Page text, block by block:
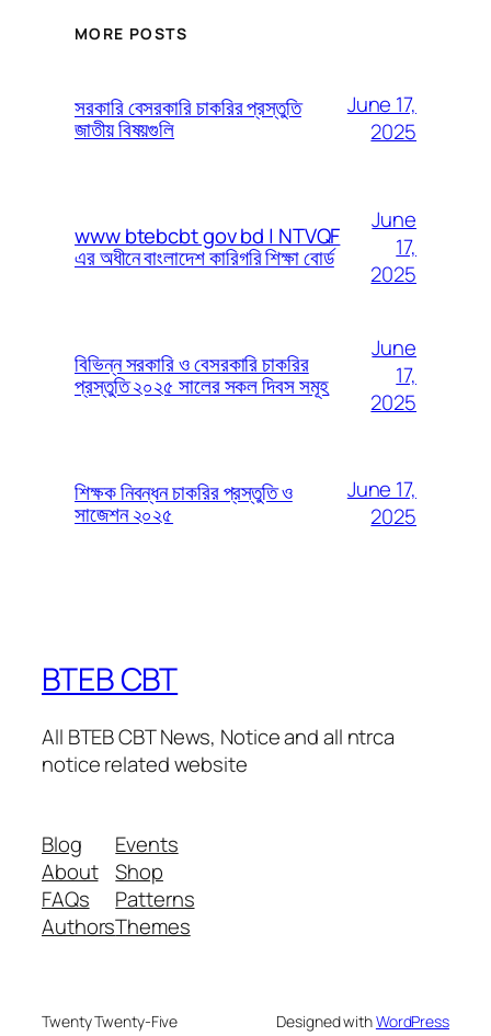
MORE POSTS
সরকারি বেসরকারি চাকরির প্রস্তুতি
জাতীয় বিষয়গুলি
June 17,
2025
www btebcbt gov bd | NTVQF
এর অধীনে বাংলাদেশ কারিগরি শিক্ষা বোর্ড
June
17,
2025
বিভিন্ন সরকারি ও বেসরকারি চাকরির
প্রস্তুতি ২০২৫ সালের সকল দিবস সমূহ
June
17,
2025
শিক্ষক নিবন্ধন চাকরির প্রস্তুতি ও
সাজেশন ২০২৫
June 17,
2025
BTEB CBT
All BTEB CBT News, Notice and all ntrca
notice related website
Blog
About
FAQs
Authors
Events
Shop
Patterns
Themes
Twenty Twenty-Five Designed withWordPress